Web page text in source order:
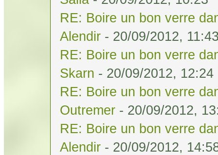
RE: Boire un bon verre
Alendir - 20/09/2012,
RE: Boire un bon verre
Skarn - 20/09/2012, 12:24
RE: Boire un bon verre
Outremer - 20/09/2012,
RE: Boire un bon verre
Alendir - 20/09/2012,